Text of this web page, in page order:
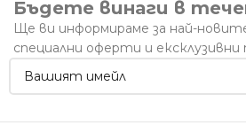
Бъдете винаги в
Ще ви информираме за най-
специални оферти и ексклузивни